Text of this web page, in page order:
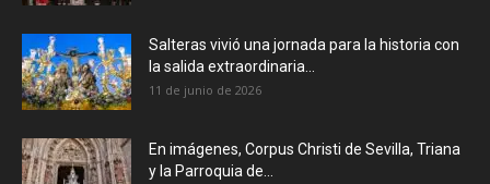
Salteras vivió una jornada para la historia con
la salida extraordinaria...
11 de junio de 2026
En imágenes, Corpus Christi de Sevilla, Triana
y la Parroquia de...